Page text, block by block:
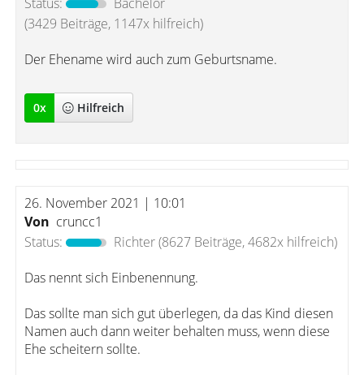
(3429 Beiträge, 1147x hilfreich)
Der Ehename wird auch zum Geburtsname.
0x Hilfreich
26. November 2021 | 10:01
Von cruncc1
Status:
Richter(8627 Beiträge, 4682x hilfreich)
Das nennt sich Einbenennung.
Das sollte man sich gut überlegen, da das Kind diesen
Namen auch dann weiter behalten muss, wenn diese
Ehe scheitern sollte.